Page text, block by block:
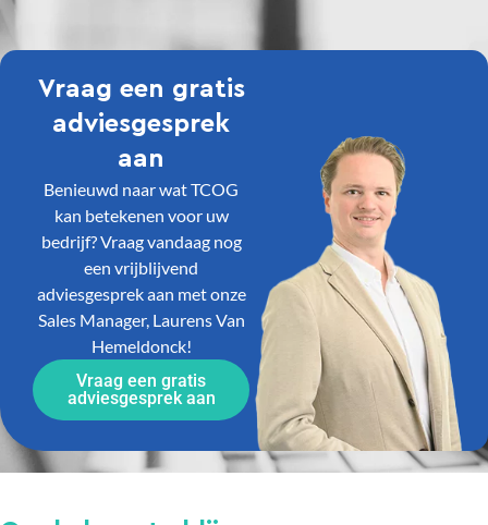
Vraag een gratis
adviesgesprek
aan
Benieuwd naar wat TCOG
kan betekenen voor uw
bedrijf? Vraag vandaag nog
een vrijblijvend
adviesgesprek aan met onze
Sales Manager, Laurens Van
Hemeldonck!
Vraag een gratis
adviesgesprek aan